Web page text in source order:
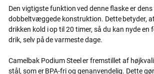
Den vigtigste funktion ved denne flaske er
dobbeltvæggede konstruktion. Dette betyder,
drikken kold i op til 20 timer, så du kan nyde en
drik, selv på de varmeste dage.
Camelbak Podium Steel er fremstillet af
stål, som er BPA-fri og genanvendelig. Dette